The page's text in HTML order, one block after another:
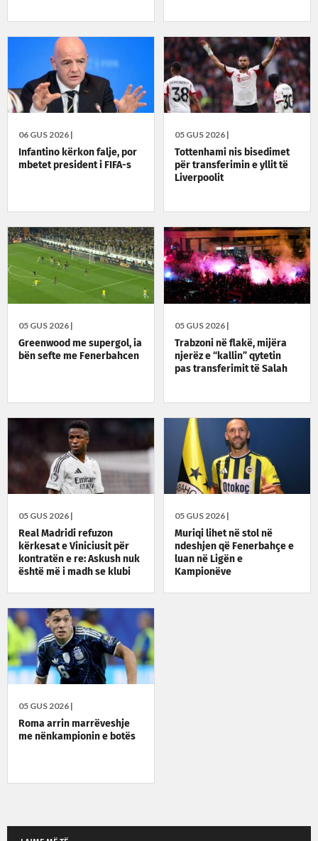
06 GUS 2026 |
Infantino kërkon falje, por
mbetet president i FIFA-s
05 GUS 2026 |
Tottenhami nis bisedimet
për transferimin e yllit të
Liverpoolit
05 GUS 2026 |
Greenwood me supergol, ia
bën sefte me Fenerbahcen
05 GUS 2026 |
Trabzoni në flakë, mijëra
njerëz e “kallin” qytetin
pas transferimit të Salah
05 GUS 2026 |
Real Madridi refuzon
kërkesat e Viniciusit për
kontratën e re: Askush nuk
është më i madh se klubi
05 GUS 2026 |
Muriqi lihet në stol në
ndeshjen që Fenerbahçe e
luan në Ligën e
Kampionëve
05 GUS 2026 |
Roma arrin marrëveshje
me nënkampionin e botës